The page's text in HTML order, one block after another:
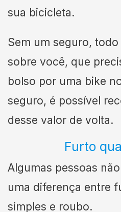
sua bicicleta.
Sem um seguro,
sobre você, que
bolso por uma bike
seguro, é possível
desse valor de volta.
Furto
Algumas pessoas
uma diferença entre
simples e roubo.